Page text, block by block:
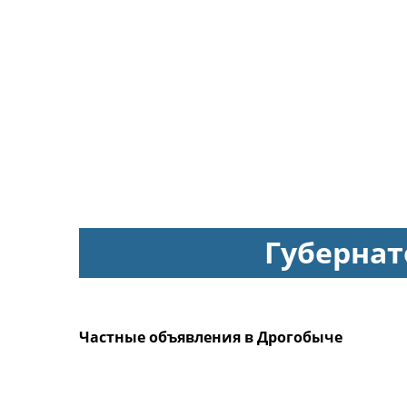
Частные объявления в Дрогобыче